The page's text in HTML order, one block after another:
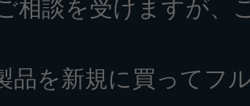
相談を受けますが、
品を新規に買ってフ